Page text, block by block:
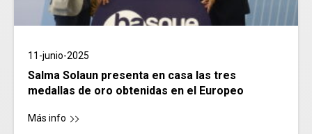
11-junio-2025
Salma Solaun presenta en casa las tres
medallas de oro obtenidas en el Europeo
Más info